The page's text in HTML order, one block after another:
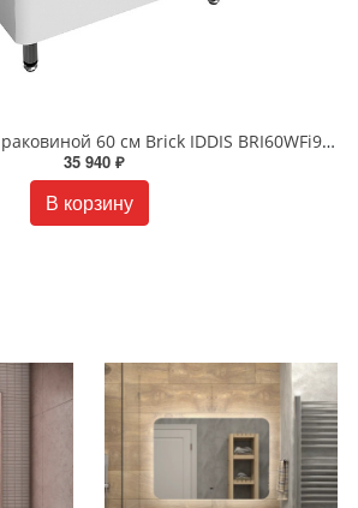
Тумба напольная с раковиной 60 см Brick IDDIS BRI60WFi95K белая
35 940 ₽
В корзину